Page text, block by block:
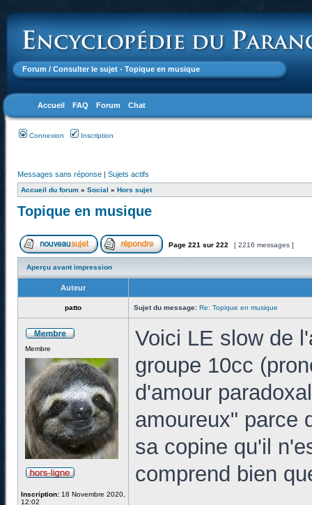
Forum / Consulter le sujet - Topique en musique
Accueil FAQ Forum Chat
Connexion Inscription
Messages sans réponse | Sujets actifs
Accueil du forum » Social » Hors sujet
Topique en musique
Page 221 sur 222 [ 2216 messages ]
Aperçu avant impression
Auteur
patto Sujet du message: Re: Topique en musique
Membre
Inscription: 18 Novembre 2020,
12:02
Voici LE slow de
groupe 10cc
d'amour
amoureux" parce
sa copine qu'il
comprend bien